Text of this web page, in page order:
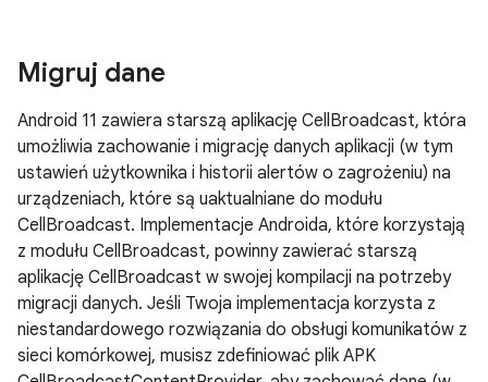
Migruj dane
Android 11 zawiera starszą aplikację CellBroadcast, która
umożliwia zachowanie i migrację danych aplikacji (w tym
ustawień użytkownika i historii alertów o zagrożeniu) na
urządzeniach, które są uaktualniane do modułu
CellBroadcast. Implementacje Androida, które korzystają
z modułu CellBroadcast, powinny zawierać starszą
aplikację CellBroadcast w swojej kompilacji na potrzeby
migracji danych. Jeśli Twoja implementacja korzysta z
niestandardowego rozwiązania do obsługi komunikatów z
sieci komórkowej, musisz zdefiniować plik APK